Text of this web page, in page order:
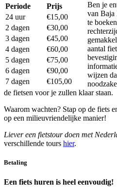
Periode
Prijs
24 uur
€15,00
2 dagen
€30,00
3 dagen
€45,00
4 dagen
€60,00
5 dagen
€75,00
6 dagen
€90,00
7 dagen
€105,00
Ben je
van Baja
te
aantal
wijzen
de fietsen voor je zullen klaar staan.
Waarom wachten? Stap op de fiets
op een milieuvriendelijke manier!
Liever een fietstour doen met
verschillende tours hier.
Betaling
Een fiets huren is heel eenvoudig!